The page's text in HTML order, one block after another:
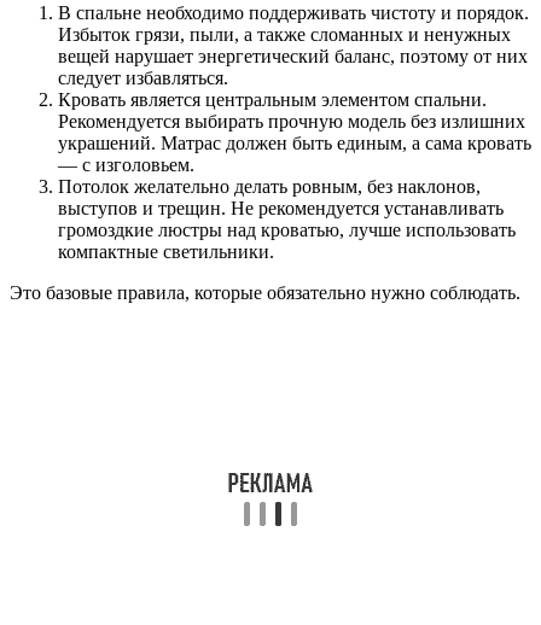
В спальне необходимо поддерживать чистоту и порядок.
Избыток грязи, пыли, а также сломанных и ненужных
вещей нарушает энергетический баланс, поэтому от них
следует избавляться.
Кровать является центральным элементом спальни.
Рекомендуется выбирать прочную модель без излишних
украшений. Матрас должен быть единым, а сама кровать
— с изголовьем.
Потолок желательно делать ровным, без наклонов,
выступов и трещин. Не рекомендуется устанавливать
громоздкие люстры над кроватью, лучше использовать
компактные светильники.
Это базовые правила, которые обязательно нужно соблюдать.